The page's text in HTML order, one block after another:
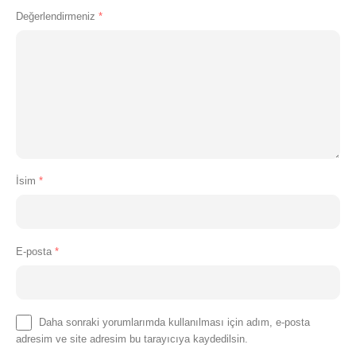
Değerlendirmeniz *
İsim *
E-posta *
Daha sonraki yorumlarımda kullanılması için adım, e-posta
adresim ve site adresim bu tarayıcıya kaydedilsin.